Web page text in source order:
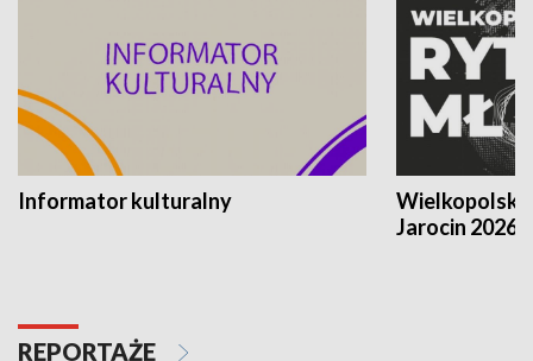
Informator kulturalny
Jarocin 2026
REPORTAŻE